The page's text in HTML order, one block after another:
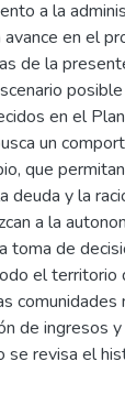
a la
en el
de la
en el
un
que
deuda y la
a la
toma de
el territorio
comunidades
de ingresos
se revisa el